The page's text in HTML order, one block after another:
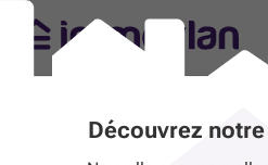
Découvrez